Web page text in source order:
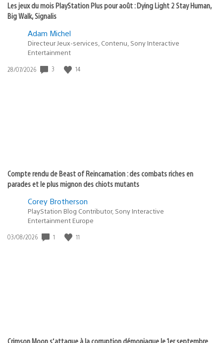
Les jeux du mois PlayStation Plus pour août : Dying Light 2 Stay Human,
Big Walk, Signalis
Adam Michel
Directeur Jeux-services, Contenu, Sony Interactive
Entertainment
Date
28/07/2026 3 14
Compte rendu de Beast of Reincarnation : des combats riches en
parades et le plus mignon des chiots mutants
Corey Brotherson
PlayStation Blog Contributor, Sony Interactive
Entertainment Europe
Date
03/08/2026 1 11
Crimson Moon s’attaque à la corruption démoniaque le 1er septembre